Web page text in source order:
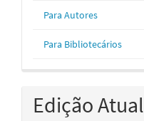
Para Autores
Para Bibliotecários
Edição Atual